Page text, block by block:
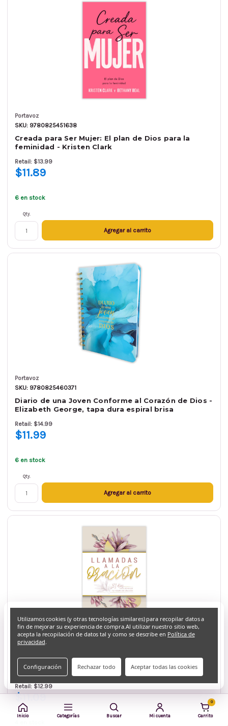
Inicio Categorías Buscar Mi cuenta
0
Carrito
Portavoz
SKU: 9780825451638
Creada para Ser Mujer: El plan de Dios para la
feminidad - Kristen Clark
Retail: $13.99
$11.89
6 en stock
Qty.
Agregar al carrito
Portavoz
SKU: 9780825460371
Diario de una Joven Conforme al Corazón de Dios -
Elizabeth George, tapa dura espiral brisa
Retail: $14.99
$11.99
6 en stock
Qty.
Agregar al carrito
Unilit
Llamadas a la Oración: 31 días para renovar tu
tiempo de oración - Glenda Álvarez
Retail: $12.99
$11.09
Utilizamos cookies (y otras tecnologías similares) para recopilar datos a
fin de mejorar su experiencia de compra.Al utilizar nuestro sitio web,
acepta la recopilación de datos tal y como se describe en Política de
privacidad.
Configuración Rechazar todo Aceptar todas las cookies